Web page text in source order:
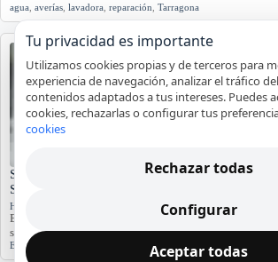
agua averías lavadora reparación Tarragona
Significado del Error E01 en Hornos Teka:
Soluciones
Hornos y placas de cocina
El error E01 en hornos Teka indica problemas. Conozca
síntomas para diagnosticar…
Error E01 reparación, servicio técnico
Tu privacidad es importante
Utilizamos cookies propias y de terceros para
experiencia de navegación, analizar el tráfico
contenidos adaptados a tus intereses. Puedes
cookies, rechazarlas o configurar tus
cookies
Rechazar todas
Configurar
Aceptar todas